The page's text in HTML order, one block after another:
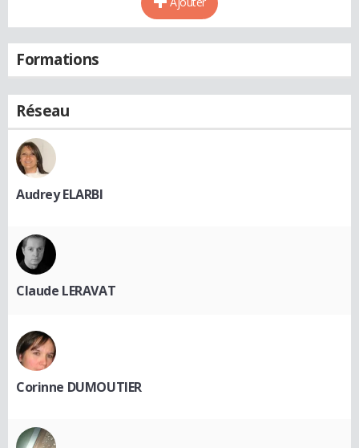
Formations
Réseau
Audrey ELARBI
Claude LERAVAT
Corinne DUMOUTIER